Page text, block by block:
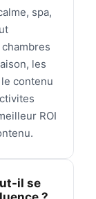
spa,
les
contenu
ROI
il se